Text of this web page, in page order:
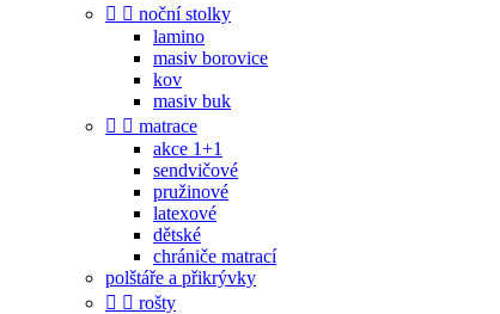
  noční stolky
lamino
masiv borovice
kov
masiv buk
  matrace
akce 1+1
sendvičové
pružinové
latexové
dětské
chrániče matrací
polštáře a přikrývky
  rošty